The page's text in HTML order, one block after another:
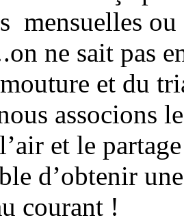
mensuelles
ne sait pas
et du
associons
et le
d’obtenir
courant !